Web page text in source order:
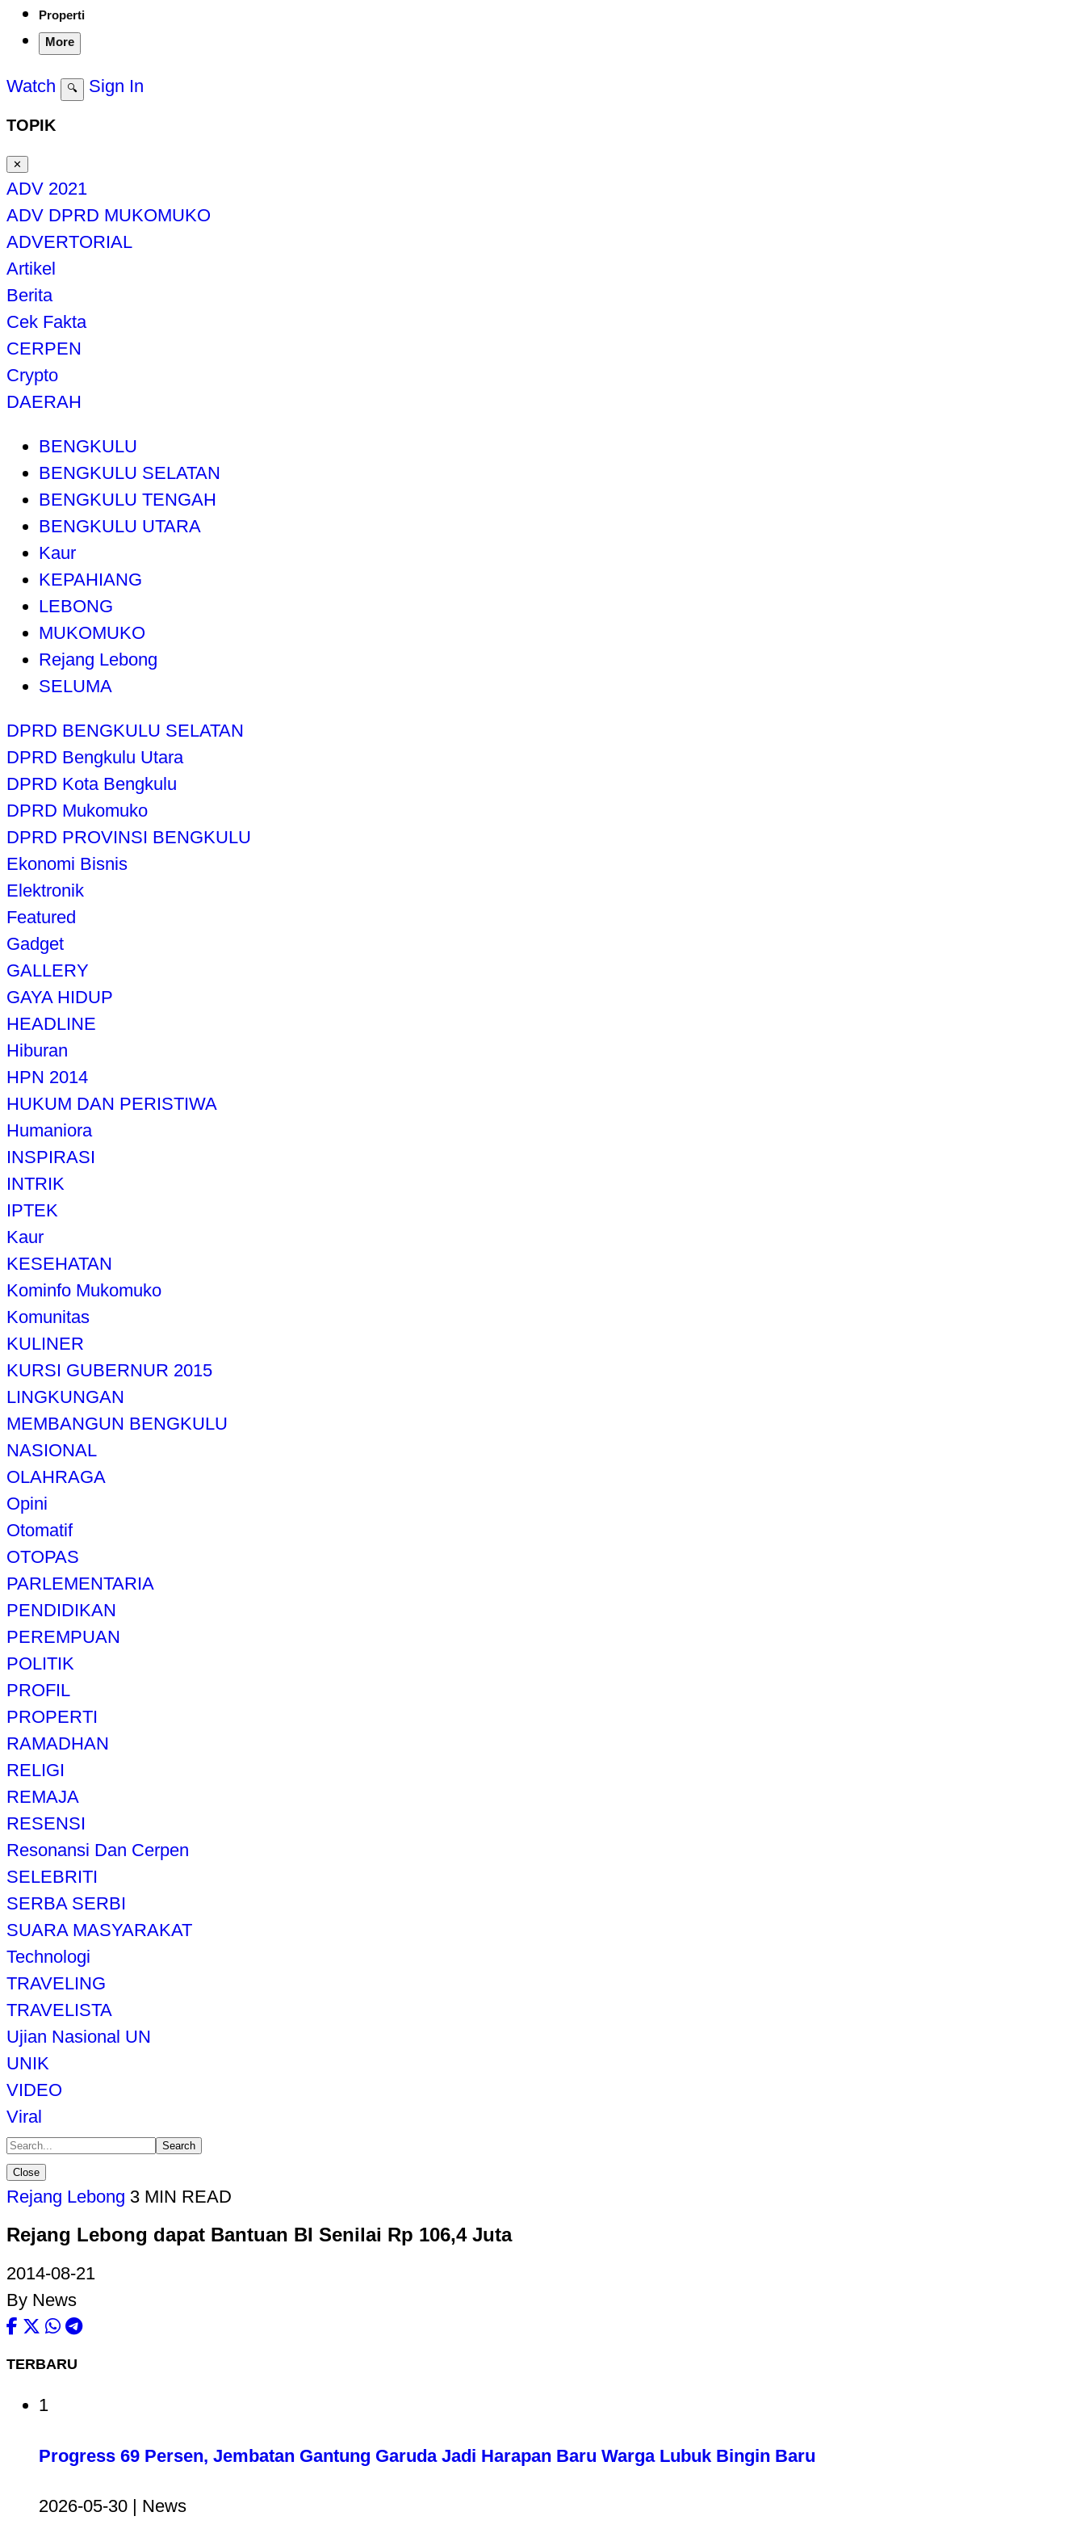
Properti
More
Watch 🔍 Sign In
TOPIK
✕
ADV 2021
ADV DPRD MUKOMUKO
ADVERTORIAL
Artikel
Berita
Cek Fakta
CERPEN
Crypto
DAERAH
BENGKULU
BENGKULU SELATAN
BENGKULU TENGAH
BENGKULU UTARA
Kaur
KEPAHIANG
LEBONG
MUKOMUKO
Rejang Lebong
SELUMA
DPRD BENGKULU SELATAN
DPRD Bengkulu Utara
DPRD Kota Bengkulu
DPRD Mukomuko
DPRD PROVINSI BENGKULU
Ekonomi Bisnis
Elektronik
Featured
Gadget
GALLERY
GAYA HIDUP
HEADLINE
Hiburan
HPN 2014
HUKUM DAN PERISTIWA
Humaniora
INSPIRASI
INTRIK
IPTEK
Kaur
KESEHATAN
Kominfo Mukomuko
Komunitas
KULINER
KURSI GUBERNUR 2015
LINGKUNGAN
MEMBANGUN BENGKULU
NASIONAL
OLAHRAGA
Opini
Otomatif
OTOPAS
PARLEMENTARIA
PENDIDIKAN
PEREMPUAN
POLITIK
PROFIL
PROPERTI
RAMADHAN
RELIGI
REMAJA
RESENSI
Resonansi Dan Cerpen
SELEBRITI
SERBA SERBI
SUARA MASYARAKAT
Technologi
TRAVELING
TRAVELISTA
Ujian Nasional UN
UNIK
VIDEO
Viral
Search
Close
Rejang Lebong 3 MIN READ
Rejang Lebong dapat Bantuan BI Senilai Rp 106,4 Juta
2014-08-21
By News
TERBARU
1
Progress 69 Persen, Jembatan Gantung Garuda Jadi Harapan Baru Warga Lubuk Bingin Baru
2026-05-30 | News